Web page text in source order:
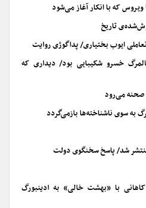
که با انکار آغاز می‌شود
تاریخ
تعاملی ایوب بختیاری/ پداگوژی روایت
که سالمرگ خسرو شکیبایی بود/ دیداری که
صحنه می‌رود
به سوی ناشناخته‌ها بازمی‌گردد
منتشر شد/ پاسخ سخنگوی دولت
کاهانی با «بهشت خالی» به ادینبورگ